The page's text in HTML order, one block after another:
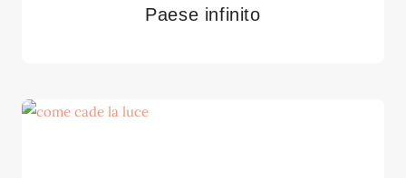
Paese infinito